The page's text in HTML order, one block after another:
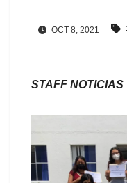
OCT 8, 2021
STAFF NOTICIAS